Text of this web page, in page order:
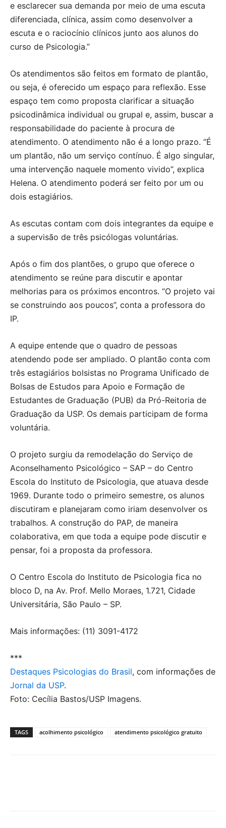
e esclarecer sua demanda por meio de uma escuta
diferenciada, clínica, assim como desenvolver a
escuta e o raciocínio clínicos junto aos alunos do
curso de Psicologia.”
Os atendimentos são feitos em formato de plantão,
ou seja, é oferecido um espaço para reflexão. Esse
espaço tem como proposta clarificar a situação
psicodinâmica individual ou grupal e, assim, buscar a
responsabilidade do paciente à procura de
atendimento. O atendimento não é a longo prazo. “É
um plantão, não um serviço contínuo. É algo singular,
uma intervenção naquele momento vivido”, explica
Helena. O atendimento poderá ser feito por um ou
dois estagiários.
As escutas contam com dois integrantes da equipe e
a supervisão de três psicólogas voluntárias.
Após o fim dos plantões, o grupo que oferece o
atendimento se reúne para discutir e apontar
melhorias para os próximos encontros. “O projeto vai
se construindo aos poucos”, conta a professora do
IP.
A equipe entende que o quadro de pessoas
atendendo pode ser ampliado. O plantão conta com
três estagiários bolsistas no Programa Unificado de
Bolsas de Estudos para Apoio e Formação de
Estudantes de Graduação (PUB) da Pró-Reitoria de
Graduação da USP. Os demais participam de forma
voluntária.
O projeto surgiu da remodelação do Serviço de
Aconselhamento Psicológico – SAP – do Centro
Escola do Instituto de Psicologia, que atuava desde
1969. Durante todo o primeiro semestre, os alunos
discutiram e planejaram como iriam desenvolver os
trabalhos. A construção do PAP, de maneira
colaborativa, em que toda a equipe pode discutir e
pensar, foi a proposta da professora.
O Centro Escola do Instituto de Psicologia fica no
bloco D, na Av. Prof. Mello Moraes, 1.721, Cidade
Universitária, São Paulo – SP.
Mais informações: (11) 3091-4172
***
Destaques Psicologias do Brasil, com informações de
Jornal da USP.
Foto: Cecília Bastos/USP Imagens.
TAGS acolhimento psicológico atendimento psicológico gratuito